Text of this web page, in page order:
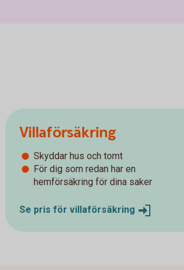
Villaförsäkring
Skyddar hus och tomt
För dig som redan har en
hemförsäkring för dina saker
Se pris för villaförsäkring